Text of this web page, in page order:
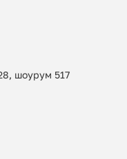
шоурум 517